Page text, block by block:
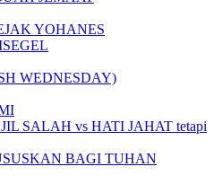
YOHANES
WEDNESDAY)
SALAH vs HATI JAHAT tetapi
BAGI TUHAN